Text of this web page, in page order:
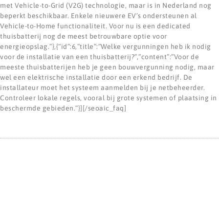
met Vehicle-to-Grid (V2G) technologie, maar is in Nederland nog
beperkt beschikbaar. Enkele nieuwere EV’s ondersteunen al
Vehicle-to-Home functionaliteit. Voor nu is een dedicated
thuisbatterij nog de meest betrouwbare optie voor
energieopslag.”},{“id”:6,”title”:”Welke vergunningen heb ik nodig
voor de installatie van een thuisbatterij?”,”content”:”Voor de
meeste thuisbatterijen heb je geen bouwvergunning nodig, maar
wel een elektrische installatie door een erkend bedrijf. De
installateur moet het systeem aanmelden bij je netbeheerder.
Controleer lokale regels, vooral bij grote systemen of plaatsing in
beschermde gebieden.”}][/seoaic_faq]